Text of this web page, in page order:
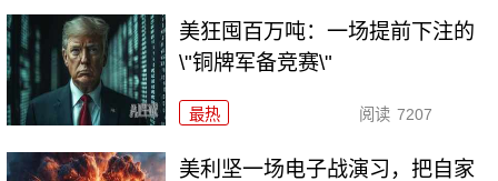
美狂囤百万吨：一场提前下注的
\"铜牌军备竞赛\"
最热 阅读 7207
美利坚一场电子战演习，把自家